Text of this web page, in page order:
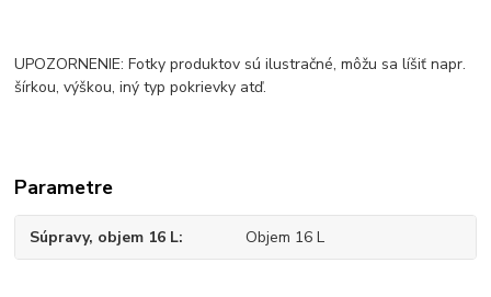
UPOZORNENIE: Fotky produktov sú ilustračné, môžu sa líšiť napr.
šírkou, výškou, iný typ pokrievky atď.
Parametre
Súpravy, objem 16 L Objem 16 L